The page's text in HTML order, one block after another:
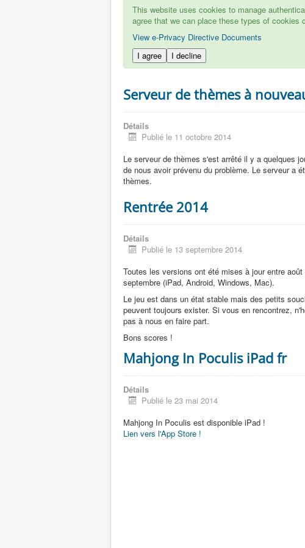
This website uses cookies to manage
agree that we can place these types of cookies
View e-Privacy Directive Documents
I agree
I decline
Serveur de thèmes à
Détails
Publié le 11 octobre 2014
Le serveur de thèmes s'est arrêté il y a quelques
de nous avoir prévenu du problème. Le serveur a
thèmes.
Rentrée 2014
Détails
Publié le 13 septembre 2014
Toutes les versions ont été mises à jour entre août
septembre (iPad, Android, Windows, Mac).
Le jeu est dans un état stable mais des petits
peuvent toujours exister. Si vous en rencontrez,
pas à nous en faire part.
Bons scores !
Mahjong In Poculis iPad fr
Détails
Publié le 23 mai 2014
Mahjong In Poculis est disponible iPad !
Lien vers l'App Store !